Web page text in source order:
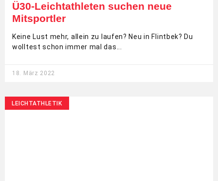
Ü30-Leichtathleten suchen neue
Mitsportler
Keine Lust mehr, allein zu laufen? Neu in Flintbek? Du
wolltest schon immer mal das
18. März 2022
LEICHTATHLETIK